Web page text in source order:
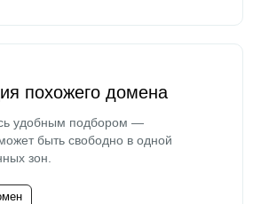
похожего домена
удобным подбором —
быть свободно в одной
зон.